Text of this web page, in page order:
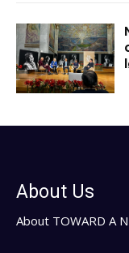
About Us
About TOWARD A